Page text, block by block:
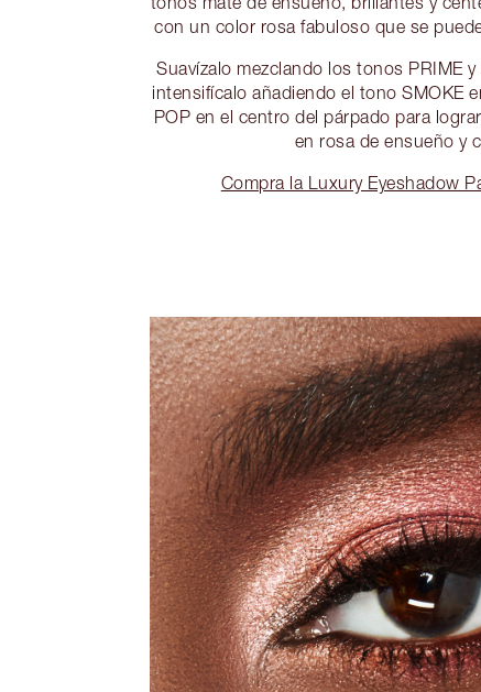
con un color rosa fabuloso que se
Suavízalo mezclando los tonos PRIME
intensifícalo añadiendo el tono SMOKE
POP en el centro del párpado para
en rosa de ensueño y
Compra la Luxury Eyeshadow